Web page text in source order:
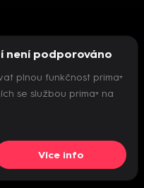
přehrávač
není podporováno
plnou funkčnost prima+
se službou prima+ na
Více info